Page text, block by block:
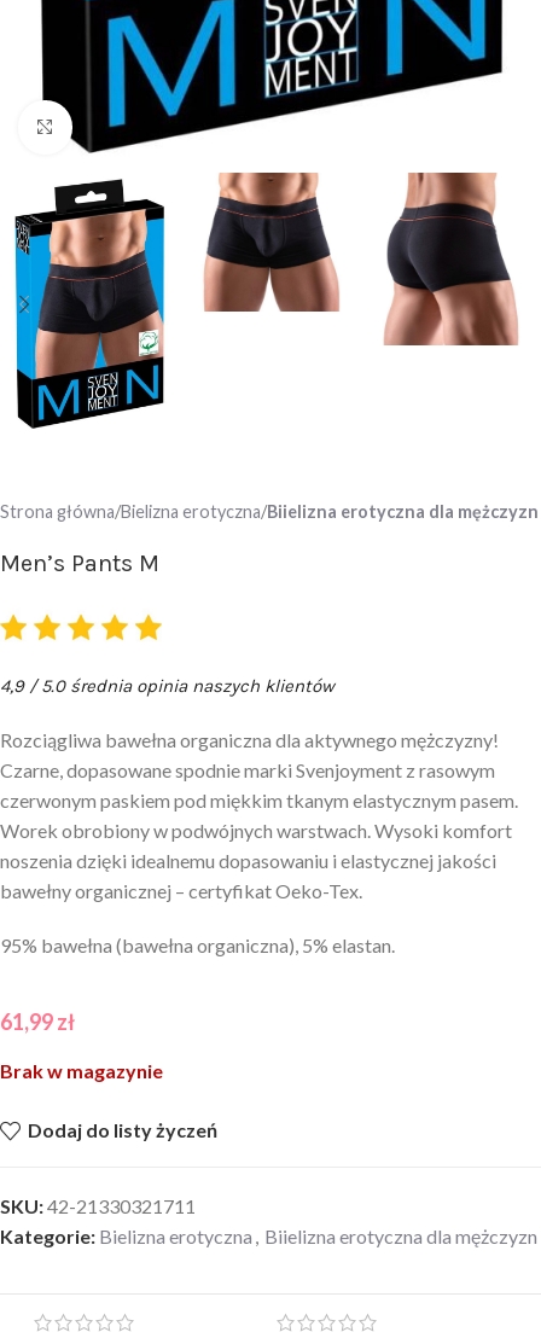
Click to enlarge
Strona główna Bielizna erotyczna Biielizna erotyczna dla mężczyzn
Men’s Pants M
4,9 / 5.0 średnia opinia naszych klientów
Rozciągliwa bawełna organiczna dla aktywnego mężczyzny!
Czarne, dopasowane spodnie marki Svenjoyment z rasowym
czerwonym paskiem pod miękkim tkanym elastycznym pasem.
Worek obrobiony w podwójnych warstwach. Wysoki komfort
noszenia dzięki idealnemu dopasowaniu i elastycznej jakości
bawełny organicznej – certyfikat Oeko-Tex.
95% bawełna (bawełna organiczna), 5% elastan.
61,99zł
Brak w magazynie
Dodaj do listy życzeń
SKU:42-21330321711
Kategorie: Bielizna erotyczna , Biielizna erotyczna dla mężczyzn